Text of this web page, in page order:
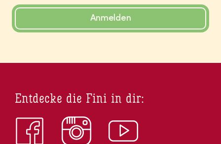
Anmelden
Entdecke die Fini in dir: